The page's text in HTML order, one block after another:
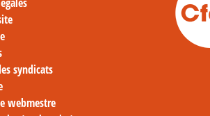
syndicats
webmestre